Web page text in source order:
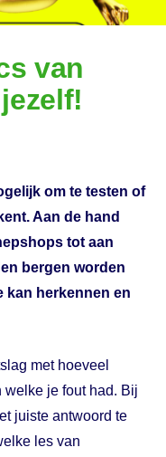
van
om te testen of
Aan de hand
tot aan
bergen worden
kan herkennen en
met hoeveel
je fout had. Bij
juiste antwoord te
les van